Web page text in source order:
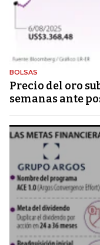
BOLSAS
Precio del oro
semanas ante